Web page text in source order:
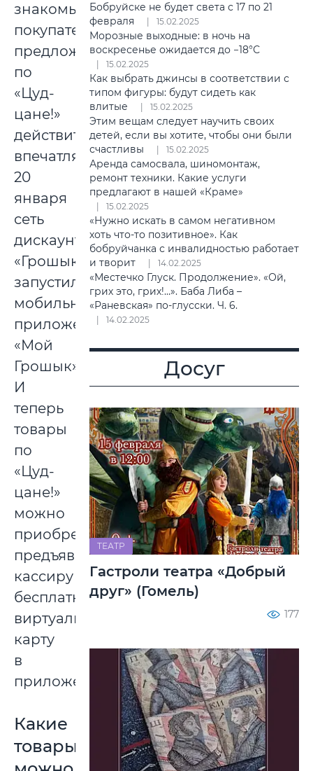
знакомые
покупателям
предложения
по
«Цуд-
цане!»
действительно
впечатляют.
20
января
сеть
дискаунтеров
«Грошык»
запустила
мобильное
приложение
«Мой
Грошык».
И
теперь
товары
по
«Цуд-
цане!»
можно
приобрести,
предъявив
кассиру
бесплатную
виртуальную
карту
в
приложении.
Какие
товары
Бобруйске не будет света с 17 по 21
февраля
15.02.2025
Морозные выходные: в ночь на
воскресенье ожидается до −18°С
15.02.2025
Как выбрать джинсы в соответствии с
типом фигуры: будут сидеть как
влитые
15.02.2025
Этим вещам следует научить своих
детей, если вы хотите, чтобы они были
счастливы
15.02.2025
Аренда самосвала, шиномонтаж,
ремонт техники. Какие услуги
предлагают в нашей «Краме»
15.02.2025
«Нужно искать в самом негативном
хоть что-то позитивное». Как
бобруйчанка с инвалидностью работает
и творит
14.02.2025
«Местечко Глуск. Продолжение». «Ой,
грих это, грих!…». Баба Либа –
«Раневская» по-глусски. Ч. 6.
14.02.2025
Досуг
ТЕАТР
Гастроли театра «Добрый
друг» (Гомель)
177